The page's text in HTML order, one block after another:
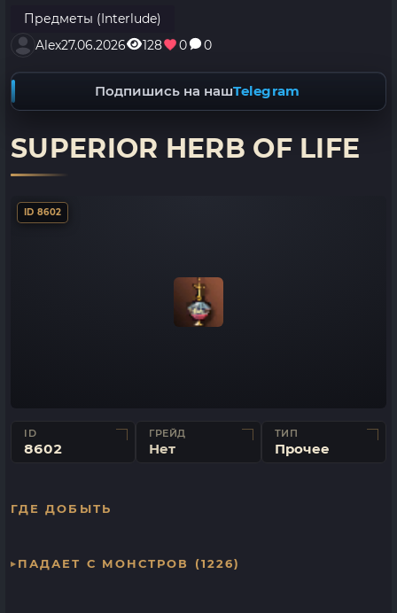
Предметы (Interlude)
Alex27.06.2026 128 0 0
Подпишись на нашTelegram
SUPERIOR HERB OF LIFE
ID 8602
ID
8602
ГРЕЙД
Нет
ТИП
Прочее
ГДЕ ДОБЫТЬ
ПАДАЕТ С МОНСТРОВ (1226)